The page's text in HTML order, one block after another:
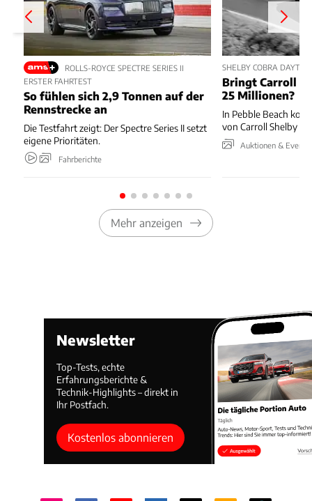
ROLLS-ROYCE SPECTRE SERIES II
ERSTER FAHRTEST
So fühlen sich 2,9 Tonnen auf der
Rennstrecke an
Die Testfahrt zeigt: Der Spectre Series II setzt
eigene Prioritäten.
Fahrberichte
SHELBY COBRA
Bringt Carroll
25 Millionen?
In Pebble Beach
von Carroll Shelby
Auktionen & Events
Mehr anzeigen
Newsletter
Top-Tests, echte
Erfahrungsberichte &
Technik-Highlights – direkt in
Ihr Postfach.
Kostenlos abonnieren